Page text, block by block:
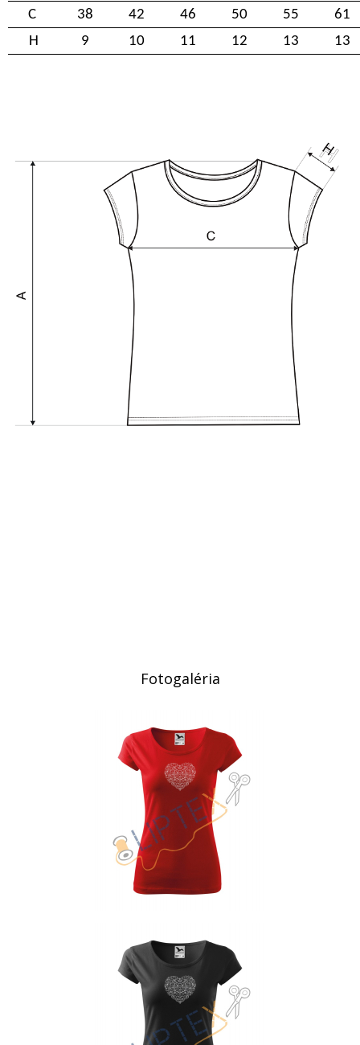
C
38 42 46 50 55
61
H
9 10 11 12 13 13
Fotogaléria